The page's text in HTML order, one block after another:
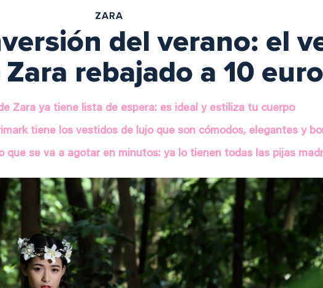
ZARA
del verano: el
rebajado a 10
Zara ya tiene lista de espera: es ideal y estiliza tu cuerpo
tiene los vestidos de lujo que son cómodos, elegantes y
que se va a agotar en minutos: ya lo tienen todas las pijas